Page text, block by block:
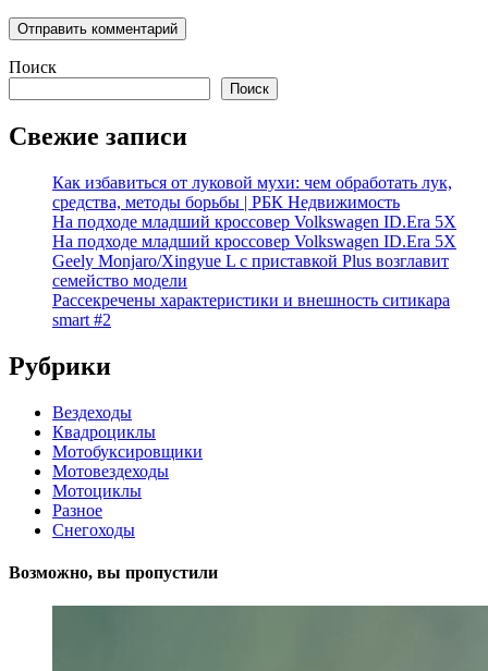
Поиск
Поиск
Свежие записи
Как избавиться от луковой мухи: чем обработать лук,
средства, методы борьбы | РБК Недвижимость
На подходе младший кроссовер Volkswagen ID.Era 5X
На подходе младший кроссовер Volkswagen ID.Era 5X
Geely Monjaro/Xingyue L с приставкой Plus возглавит
семейство модели
Рассекречены характеристики и внешность ситикара
smart #2
Рубрики
Вездеходы
Квадроциклы
Мотобуксировщики
Мотовездеходы
Мотоциклы
Разное
Снегоходы
Возможно, вы пропустили